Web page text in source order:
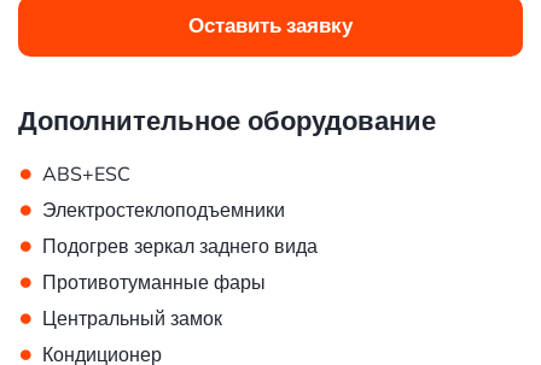
Оставить заявку
Дополнительное оборудование
• ABS+ESC
• Электростеклоподъемники
• Подогрев зеркал заднего вида
• Противотуманные фары
• Центральный замок
• Кондиционер